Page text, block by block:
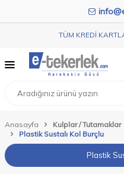
TÜM KREDİ
Anasayfa Kulplar / Tutamaklar
Plastik Sustalı Kol Burçlu
Plastik